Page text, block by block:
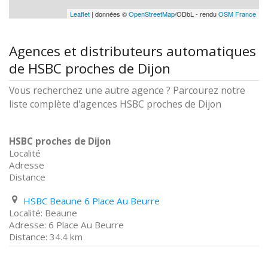
Leaflet | données ©OpenStreetMap/ODbL - renduOSM France
Agences et distributeurs automatiques
de HSBC proches de Dijon
Vous recherchez une autre agence ? Parcourez notre
liste complète d'agences HSBC proches de Dijon
HSBC proches de Dijon
Localité
Adresse
Distance
HSBC Beaune 6 Place Au Beurre
Beaune
6 Place Au Beurre
34.4 km